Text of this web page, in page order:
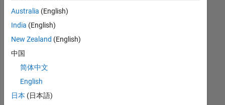
keine
offenen
Stellen
können,
die
Ihren
entsprechen,
Australia (English)
India (English)
New Zealand (English)
中国
简体中文
English
日本 (日本語)